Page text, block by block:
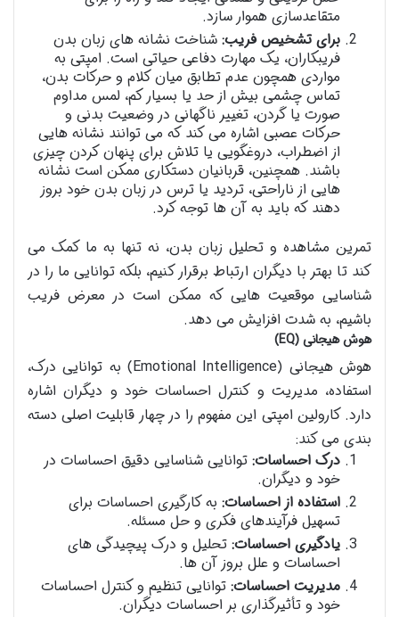
متقاعدسازی هموار سازد.
برای تشخیص فریب: شناخت نشانه های زبان بدن
فریبکاران، یک مهارت دفاعی حیاتی است. امپتی به
مواردی همچون عدم تطابق میان کلام و حرکات بدن،
تماس چشمی بیش از حد یا بسیار کم، لمس مداوم
صورت یا گردن، تغییر ناگهانی در وضعیت بدنی و
حرکات عصبی اشاره می کند که می توانند نشانه هایی
از اضطراب، دروغگویی یا تلاش برای پنهان کردن چیزی
باشند. همچنین، قربانیان دستکاری ممکن است نشانه
هایی از ناراحتی، تردید یا ترس در زبان بدن خود بروز
دهند که باید به آن ها توجه کرد.
تمرین مشاهده و تحلیل زبان بدن، نه تنها به ما کمک می
کند تا بهتر با دیگران ارتباط برقرار کنیم، بلکه توانایی ما را در
شناسایی موقعیت هایی که ممکن است در معرض فریب
باشیم، به شدت افزایش می دهد.
هوش هیجانی (EQ)
هوش هیجانی (Emotional Intelligence) به توانایی درک،
استفاده، مدیریت و کنترل احساسات خود و دیگران اشاره
دارد. کارولین امپتی این مفهوم را در چهار قابلیت اصلی دسته
بندی می کند:
درک احساسات: توانایی شناسایی دقیق احساسات در
خود و دیگران.
استفاده از احساسات: به کارگیری احساسات برای
تسهیل فرآیندهای فکری و حل مسئله.
یادگیری احساسات: تحلیل و درک پیچیدگی های
احساسات و علل بروز آن ها.
مدیریت احساسات: توانایی تنظیم و کنترل احساسات
خود و تأثیرگذاری بر احساسات دیگران.